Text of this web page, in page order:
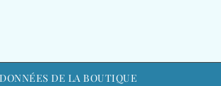
DE LA BOUTIQUE